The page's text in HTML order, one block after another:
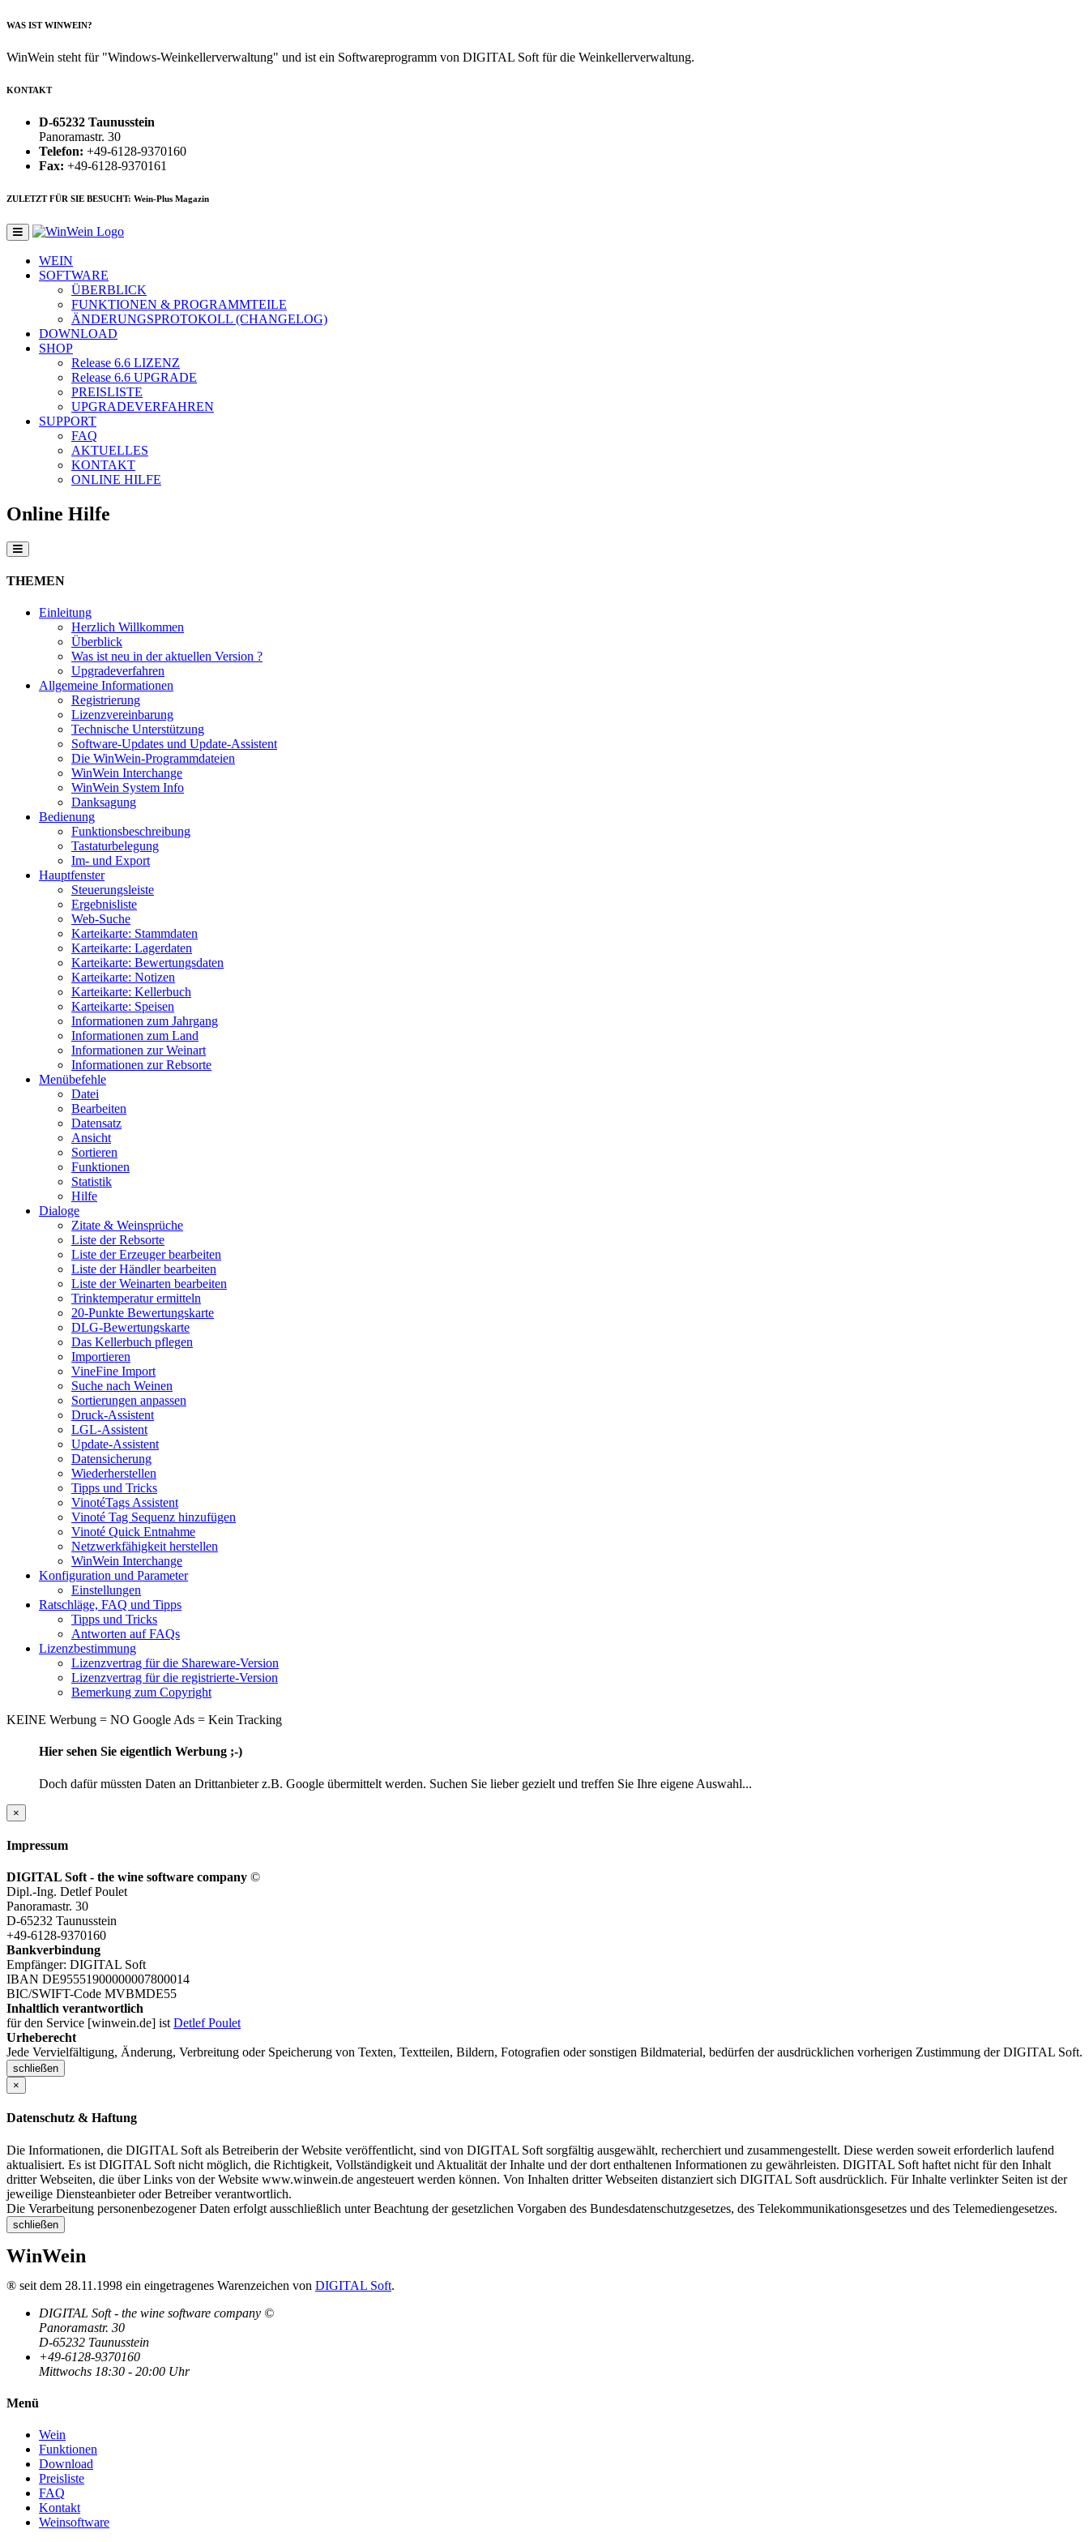
WAS IST WINWEIN?
WinWein steht für "Windows-Weinkellerverwaltung" und ist ein Softwareprogramm von DIGITAL Soft für die Weinkellerverwaltung.
KONTAKT
D-65232 Taunusstein
Panoramastr. 30
Telefon: +49-6128-9370160
Fax: +49-6128-9370161
ZULETZT FÜR SIE BESUCHT: Wein-Plus Magazin
WEIN
SOFTWARE
ÜBERBLICK
FUNKTIONEN & PROGRAMMTEILE
ÄNDERUNGSPROTOKOLL (CHANGELOG)
DOWNLOAD
SHOP
Release 6.6 LIZENZ
Release 6.6 UPGRADE
PREISLISTE
UPGRADEVERFAHREN
SUPPORT
FAQ
AKTUELLES
KONTAKT
ONLINE HILFE
Online Hilfe
THEMEN
Einleitung
Herzlich Willkommen
Überblick
Was ist neu in der aktuellen Version ?
Upgradeverfahren
Allgemeine Informationen
Registrierung
Lizenzvereinbarung
Technische Unterstützung
Software-Updates und Update-Assistent
Die WinWein-Programmdateien
WinWein Interchange
WinWein System Info
Danksagung
Bedienung
Funktionsbeschreibung
Tastaturbelegung
Im- und Export
Hauptfenster
Steuerungsleiste
Ergebnisliste
Web-Suche
Karteikarte: Stammdaten
Karteikarte: Lagerdaten
Karteikarte: Bewertungsdaten
Karteikarte: Notizen
Karteikarte: Kellerbuch
Karteikarte: Speisen
Informationen zum Jahrgang
Informationen zum Land
Informationen zur Weinart
Informationen zur Rebsorte
Menübefehle
Datei
Bearbeiten
Datensatz
Ansicht
Sortieren
Funktionen
Statistik
Hilfe
Dialoge
Zitate & Weinsprüche
Liste der Rebsorte
Liste der Erzeuger bearbeiten
Liste der Händler bearbeiten
Liste der Weinarten bearbeiten
Trinktemperatur ermitteln
20-Punkte Bewertungskarte
DLG-Bewertungskarte
Das Kellerbuch pflegen
Importieren
VineFine Import
Suche nach Weinen
Sortierungen anpassen
Druck-Assistent
LGL-Assistent
Update-Assistent
Datensicherung
Wiederherstellen
Tipps und Tricks
VinotéTags Assistent
Vinoté Tag Sequenz hinzufügen
Vinoté Quick Entnahme
Netzwerkfähigkeit herstellen
WinWein Interchange
Konfiguration und Parameter
Einstellungen
Ratschläge, FAQ und Tipps
Tipps und Tricks
Antworten auf FAQs
Lizenzbestimmung
Lizenzvertrag für die Shareware-Version
Lizenzvertrag für die registrierte-Version
Bemerkung zum Copyright
KEINE Werbung = NO Google Ads = Kein Tracking
Hier sehen Sie eigentlich Werbung ;-)
Doch dafür müssten Daten an Drittanbieter z.B. Google übermittelt werden. Suchen Sie lieber gezielt und treffen Sie Ihre eigene Auswahl...
×
Impressum
DIGITAL Soft - the wine software company ©
Dipl.-Ing. Detlef Poulet
Panoramastr. 30
D-65232 Taunusstein
+49-6128-9370160
Bankverbindung
Empfänger: DIGITAL Soft
IBAN DE95551900000007800014
BIC/SWIFT-Code MVBMDE55
Inhaltlich verantwortlich
für den Service [winwein.de] ist Detlef Poulet
Urheberecht
Jede Vervielfältigung, Änderung, Verbreitung oder Speicherung von Texten, Textteilen, Bildern, Fotografien oder sonstigen Bildmaterial, bedürfen der ausdrücklichen vorherigen Zustimmung der DIGITAL Soft.
schließen
×
Datenschutz & Haftung
Die Informationen, die DIGITAL Soft als Betreiberin der Website veröffentlicht, sind von DIGITAL Soft sorgfältig ausgewählt, recherchiert und zusammengestellt. Diese werden soweit erforderlich laufend
aktualisiert. Es ist DIGITAL Soft nicht möglich, die Richtigkeit, Vollständigkeit und Aktualität der Inhalte und der dort enthaltenen Informationen zu gewährleisten. DIGITAL Soft haftet nicht für den Inhalt
dritter Webseiten, die über Links von der Website www.winwein.de angesteuert werden können. Von Inhalten dritter Webseiten distanziert sich DIGITAL Soft ausdrücklich. Für Inhalte verlinkter Seiten ist der
jeweilige Diensteanbieter oder Betreiber verantwortlich.
Die Verarbeitung personenbezogener Daten erfolgt ausschließlich unter Beachtung der gesetzlichen Vorgaben des Bundesdatenschutzgesetzes, des Telekommunikationsgesetzes und des Telemediengesetzes.
schließen
WinWein
® seit dem 28.11.1998 ein eingetragenes Warenzeichen von DIGITAL Soft.
DIGITAL Soft - the wine software company ©
Panoramastr. 30
D-65232 Taunusstein
+49-6128-9370160
Mittwochs 18:30 - 20:00 Uhr
Menü
Wein
Funktionen
Download
Preisliste
FAQ
Kontakt
Weinsoftware